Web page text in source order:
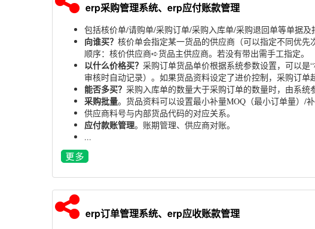
erp采购管理系统、erp应付账款管理
包括核价单/请购单/采购订单/采购入库单/采购退回单等单据及
向谁买？ 核价单会指定某一货品的供应商（可以指定不同优
顺序：核价供应商➪货品主供应商。若没有带出需手工指定。
以什么价格买？ 采购订单货品单价根据系统参数设置，可以是
审核时自动记录）。如果货品资料设定了进价控制，采购订单
能否多买？ 采购入库单的数量大于采购订单的数量时，由系统
采购批量。货品资料可以设置最小补量MOQ（最小订单量）/
供应商料号与内部货品代码的对应关系。
应付款账管理。账期管理、供应商对账。
...
erp订单管理系统、erp应收账款管理